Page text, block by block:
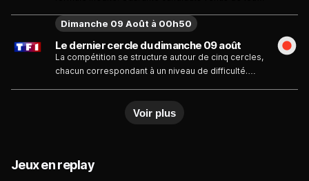
50 000 euros.
qui font chauffer leurs méninges. Pour cette
personnalités : Camille Lacourt, Titoff, Chris
Marques, Camille Cerf, Philippe Candeloro, Nelson
Monfort, Fabien Olicard, Diane Leyre, Florian Gazan
et Christophe Licata.
Le dernier cercle du dimanche 09 août
La compétition se structure autour de cinq cercles,
chacun correspondant à un niveau de difficulté.
six catégories qui sollicitent toutes les
compétences de leur cerveau : le visuel, le
langage, le raisonnement, la mémorisation, le
au cercle suivant.
Dimanche 09 Août à 00h50
Voir plus
Jeux en replay